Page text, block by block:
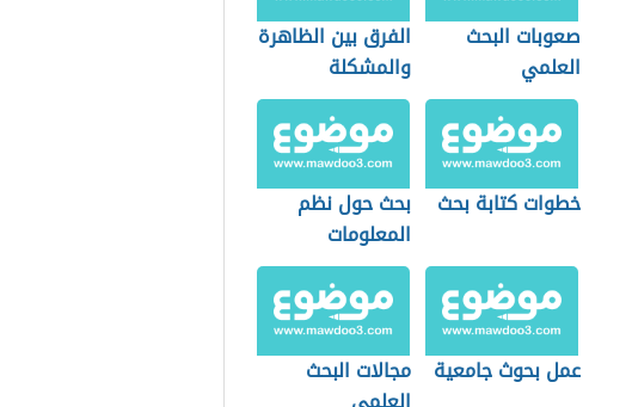
صعوبات البحث
العلمي
الفرق بين الظاهرة
والمشكلة
خطوات كتابة بحث
بحث حول نظم
المعلومات
عمل بحوث جامعية
مجالات البحث